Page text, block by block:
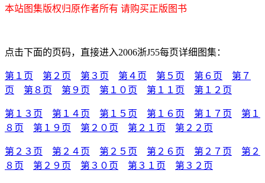
本站图集版权归原作者所有 请购买正版图书
点击下面的页码，直接进入2006浙J55每页详细图集：
第１页 第２页 第３页 第４页 第５页 第６页
第７
页
第８页 第９页 第１０页 第１１页 第１２页
第１３页 第１４页 第１５页 第１６页 第１７页
第１
８页
第１９页 第２０页 第２１页 第２２页
第２３页 第２４页 第２５页 第２６页 第２７页
第２
８页
第２９页 第３０页 第３１页 第３２页